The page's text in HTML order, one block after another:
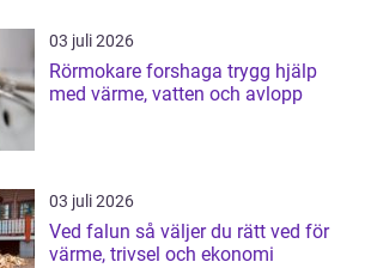
03 juli 2026
Rörmokare forshaga trygg hjälp
med värme, vatten och avlopp
03 juli 2026
Ved falun så väljer du rätt ved för
värme, trivsel och ekonomi